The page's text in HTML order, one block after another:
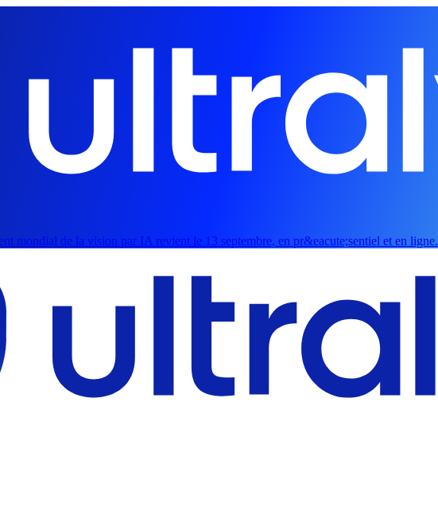
mondial de la vision par IA revient le 13 septembre, en pr&eacute;sentiel et en ligne.